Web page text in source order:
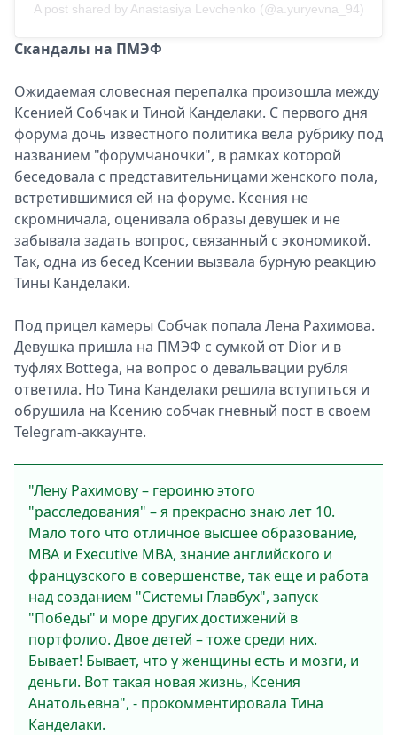
A post shared by Anastasiya Levchenko (@a.yuryevna_94)
Скандалы на ПМЭФ
Ожидаемая словесная перепалка произошла между
Ксенией Собчак и Тиной Канделаки. С первого дня
форума дочь известного политика вела рубрику под
названием "форумчаночки", в рамках которой
беседовала с представительницами женского пола,
встретившимися ей на форуме. Ксения не
скромничала, оценивала образы девушек и не
забывала задать вопрос, связанный с экономикой.
Так, одна из бесед Ксении вызвала бурную реакцию
Тины Канделаки.
Под прицел камеры Собчак попала Лена Рахимова.
Девушка пришла на ПМЭФ с сумкой от Dior и в
туфлях Bottega, на вопрос о девальвации рубля
ответила. Но Тина Канделаки решила вступиться и
обрушила на Ксению собчак гневный пост в своем
Telegram-аккаунте.
"Лену Рахимову – героиню этого
"расследования" – я прекрасно знаю лет 10.
Мало того что отличное высшее образование,
MBA и Executive MBA, знание английского и
французского в совершенстве, так еще и работа
над созданием "Системы Главбух", запуск
"Победы" и море других достижений в
портфолио. Двое детей – тоже среди них.
Бывает! Бывает, что у женщины есть и мозги, и
деньги. Вот такая новая жизнь, Ксения
Анатольевна", - прокомментировала Тина
Канделаки.